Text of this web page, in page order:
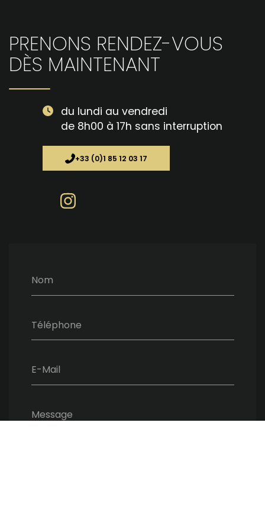
PRENONS RENDEZ-VOUS
DÈS MAINTENANT
Nom
Téléphone
E-Mail
Message
du lundi au vendredi
de 8h00 à 17h sans interruption
+33 (0)1 85 12 03 17